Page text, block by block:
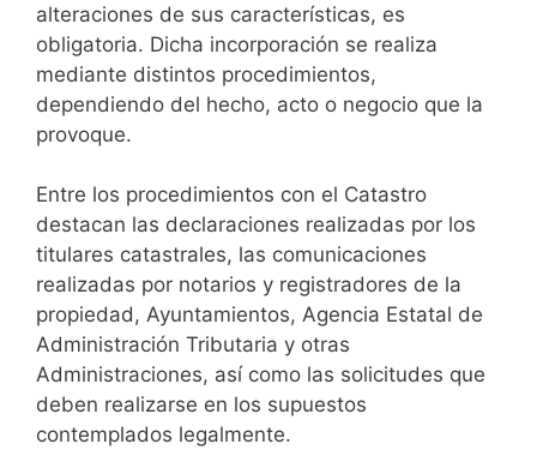
alteraciones de sus características, es
obligatoria. Dicha incorporación se realiza
mediante distintos procedimientos,
dependiendo del hecho, acto o negocio que la
provoque.
Entre los procedimientos con el Catastro
destacan las declaraciones realizadas por los
titulares catastrales, las comunicaciones
realizadas por notarios y registradores de la
propiedad, Ayuntamientos, Agencia Estatal de
Administración Tributaria y otras
Administraciones, así como las solicitudes que
deben realizarse en los supuestos
contemplados legalmente.